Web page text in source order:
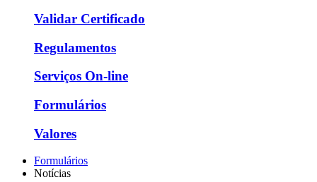
Validar Certificado
Regulamentos
Serviços On-line
Formulários
Valores
Formulários
Notícias